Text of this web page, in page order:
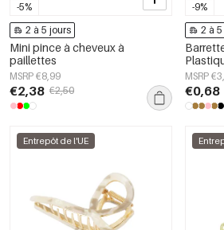
-5%
2 à 5 jours
Mini pince à cheveux à
paillettes
MSRP €8,99
€2,38 €2,50
-9%
2 à
MSRP
€0,68
Entrepôt de l'UE